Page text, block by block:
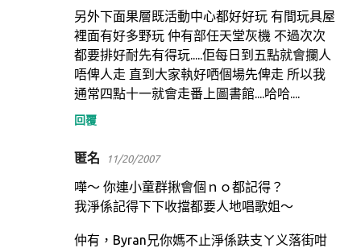
另外下面果層既活動中心都好好玩 有間玩具屋
裡面有好多野玩 仲有部任天堂灰機 不過次次
都要排好耐先有得玩.....佢每日到五點就會攔人
唔俾人走 直到大家執好哂個場先俾走 所以我
通常四點十一就會走番上圖書館....哈哈....
回覆
匿名 11/20/2007
嘩～ 你連小童群揪會個ｎｏ都記得？
我淨係記得下下收擋都要人地唱歌姐～
仲有，Byran兄你媽不止淨係趺支ㄚ义落街咁